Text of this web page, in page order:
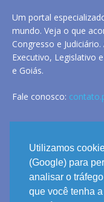
Utilizamos
(Google) para
analisar o
que você tenha
Um portal
mundo. Veja o que
Congresso e
Executivo, Legislativo
e Goiás.
Fale conosco:
LINKS
ANUNCIE